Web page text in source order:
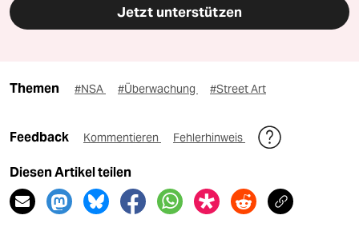
Jetzt unterstützen
Themen #NSA #Überwachung #Street Art
Feedback Kommentieren Fehlerhinweis
Diesen Artikel teilen